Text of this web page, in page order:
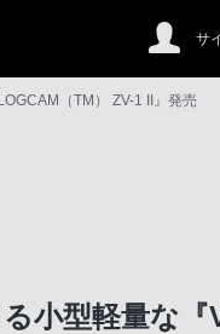
サ
（TM） ZV-1 II』発売
小型軽量な『